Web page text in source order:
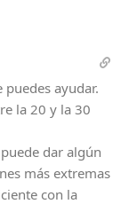
puedes ayudar.
la 20 y la 30
dar algún
más extremas
con la